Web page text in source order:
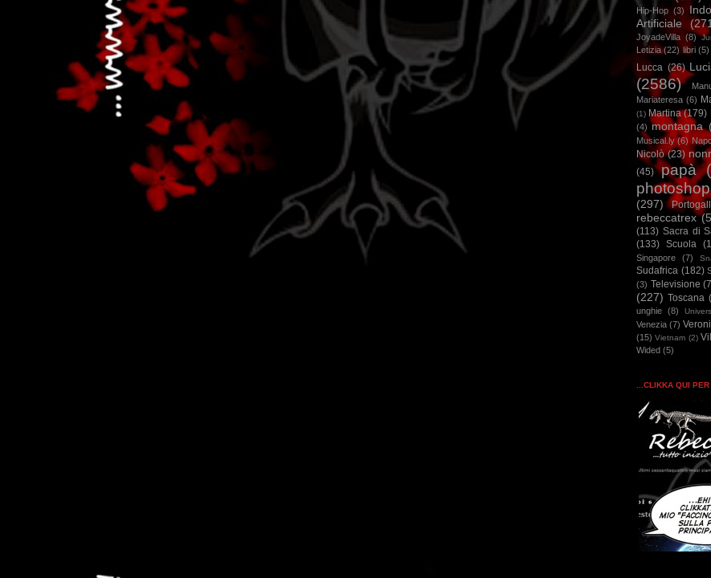
Hip-Hop (3)
Artificiale
JoyadeVilla (8)
Letizia (22) libri (5)
Lucca (26)
(2586)
Mariateresa (6)
(1) Martina (179)
(4) montagna
Musical.ly (6)
Nicolò (23)
(45)
papà
photoshop
(297)
rebeccatrex
(113) Sacra di
(133) Scuola
Singapore (7)
Sudafrica (182)
(3) Televisione
(227) Toscana
unghie (8)
Venezia (7)
(15) Vietnam (2)
Wided (5)
...CLIKKA QUI